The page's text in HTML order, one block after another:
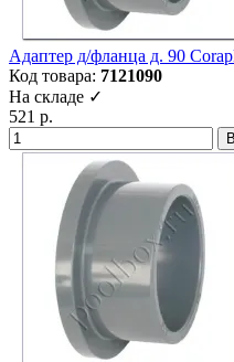
Адаптер д/фланца д. 90
Код товара: 7121090
На складе ✓
521 р.